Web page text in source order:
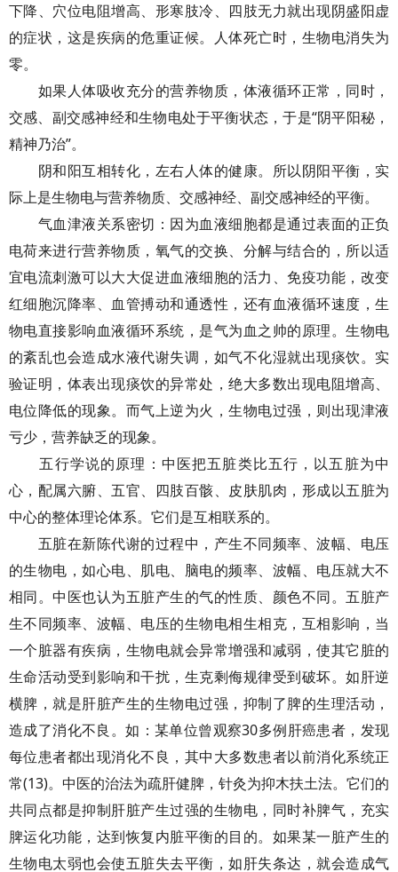
下降、穴位电阻增高、形寒肢冷、四肢无力就出现阴盛阳虚
的症状，这是疾病的危重证候。人体死亡时，生物电消失为
零。
如果人体吸收充分的营养物质，体液循环正常，同时，
交感、副交感神经和生物电处于平衡状态，于是“阴平阳秘，
精神乃治”。
阴和阳互相转化，左右人体的健康。所以阴阳平衡，实
际上是生物电与营养物质、交感神经、副交感神经的平衡。
气血津液关系密切：因为血液细胞都是通过表面的正负
电荷来进行营养物质，氧气的交换、分解与结合的，所以适
宜电流刺激可以大大促进血液细胞的活力、免疫功能，改变
红细胞沉降率、血管搏动和通透性，还有血液循环速度，生
物电直接影响血液循环系统，是气为血之帅的原理。生物电
的紊乱也会造成水液代谢失调，如气不化湿就出现痰饮。实
验证明，体表出现痰饮的异常处，绝大多数出现电阻增高、
电位降低的现象。而气上逆为火，生物电过强，则出现津液
亏少，营养缺乏的现象。
五行学说的原理：中医把五脏类比五行，以五脏为中
心，配属六腑、五官、四肢百骸、皮肤肌肉，形成以五脏为
中心的整体理论体系。它们是互相联系的。
五脏在新陈代谢的过程中，产生不同频率、波幅、电压
的生物电，如心电、肌电、脑电的频率、波幅、电压就大不
相同。中医也认为五脏产生的气的性质、颜色不同。五脏产
生不同频率、波幅、电压的生物电相生相克，互相影响，当
一个脏器有疾病，生物电就会异常增强和减弱，使其它脏的
生命活动受到影响和干扰，生克剩侮规律受到破坏。如肝逆
横脾，就是肝脏产生的生物电过强，抑制了脾的生理活动，
造成了消化不良。如：某单位曾观察30多例肝癌患者，发现
每位患者都出现消化不良，其中大多数患者以前消化系统正
常(13)。中医的治法为疏肝健脾，针灸为抑木扶土法。它们的
共同点都是抑制肝脏产生过强的生物电，同时补脾气，充实
脾运化功能，达到恢复内脏平衡的目的。如果某一脏产生的
生物电太弱也会使五脏失去平衡，如肝失条达，就会造成气